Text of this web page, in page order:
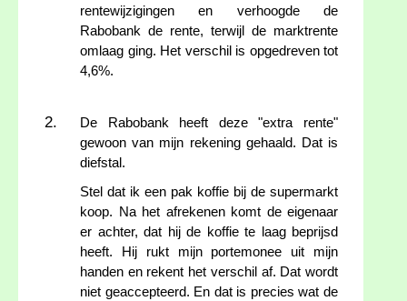
rentewijzigingen en verhoogde de
Rabobank de rente, terwijl de marktrente
omlaag ging. Het verschil is opgedreven tot
4,6%.
De Rabobank heeft deze "extra rente"
gewoon van mijn rekening gehaald. Dat is
diefstal.
Stel dat ik een pak koffie bij de supermarkt
koop. Na het afrekenen komt de eigenaar
er achter, dat hij de koffie te laag beprijsd
heeft. Hij rukt mijn portemonee uit mijn
handen en rekent het verschil af. Dat wordt
niet geaccepteerd. En dat is precies wat de